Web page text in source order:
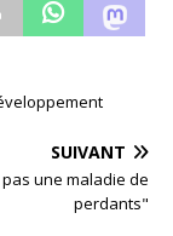
SUIVANT
une maladie de
perdants"